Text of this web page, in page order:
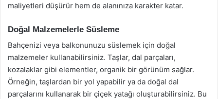
maliyetleri düşürür hem de alanınıza karakter katar.
Doğal Malzemelerle Süsleme
Bahçenizi veya balkonunuzu süslemek için doğal
malzemeler kullanabilirsiniz. Taşlar, dal parçaları,
kozalaklar gibi elementler, organik bir görünüm sağlar.
Örneğin, taşlardan bir yol yapabilir ya da doğal dal
parçalarını kullanarak bir çiçek yatağı oluşturabilirsiniz. Bu